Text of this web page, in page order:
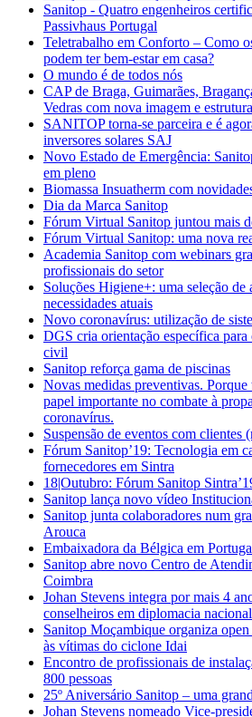
Sanitop - Quatro engenheiros
Passivhaus Portugal
Teletrabalho em Conforto – Como
podem ter bem-estar em casa?
O mundo é de todos nós
CAP de Braga, Guimarães,
Vedras com nova imagem e estrutura
SANITOP torna-se parceira e é
inversores solares SAJ
Novo Estado de Emergência:
em pleno
Biomassa Insuatherm com
Dia da Marca Sanitop
Fórum Virtual Sanitop juntou mais
Fórum Virtual Sanitop: uma nova
Academia Sanitop com webinars
profissionais do setor
Soluções Higiene+: uma seleção de
necessidades atuais
Novo coronavírus: utilização de
DGS cria orientação específica para
civil
Sanitop reforça gama de piscinas
Novas medidas preventivas. Porque
papel importante no combate à
coronavírus.
Suspensão de eventos com clientes
Fórum Sanitop’19: Tecnologia em
fornecedores em Sintra
18|Outubro: Fórum Sanitop
Sanitop lança novo vídeo
Sanitop junta colaboradores num
Arouca
Embaixadora da Bélgica em
Sanitop abre novo Centro de
Coimbra
Johan Stevens integra por mais 4
conselheiros em diplomacia
Sanitop Moçambique organiza
às vítimas do ciclone Idai
Encontro de profissionais de
800 pessoas
25º Aniversário Sanitop – uma
Johan Stevens nomeado Vice-